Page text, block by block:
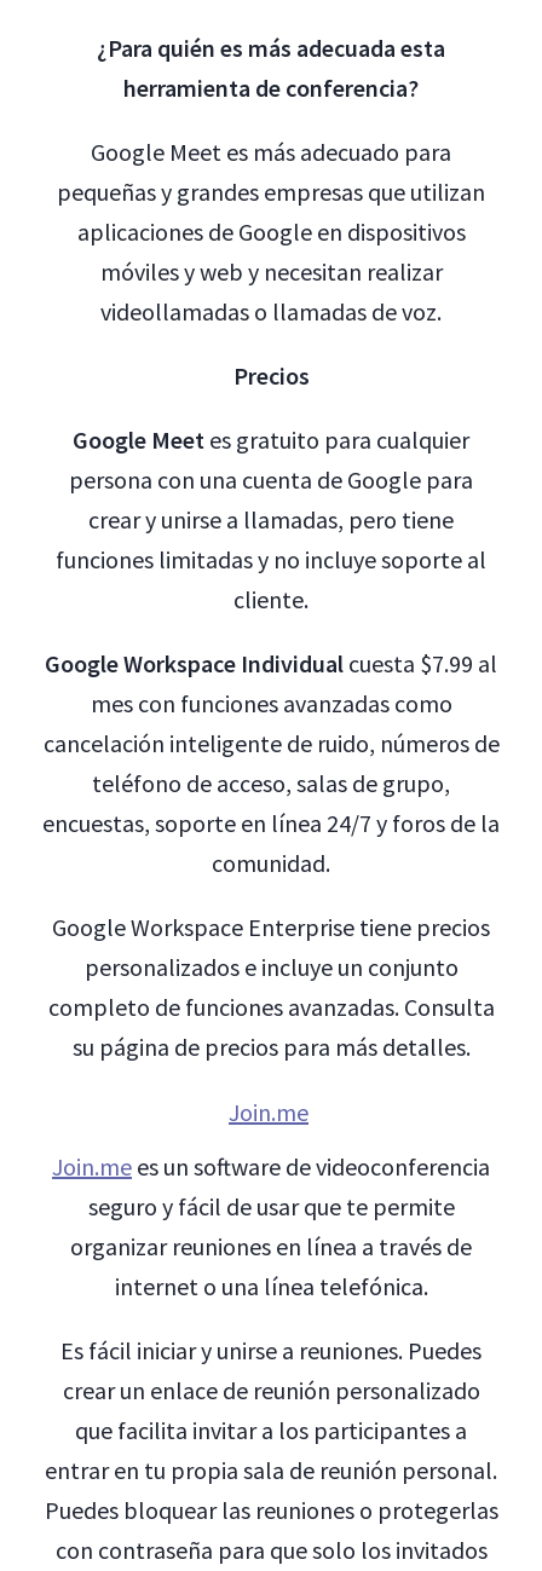
¿Para quién es más adecuada esta
herramienta de conferencia?
Google Meet es más adecuado para
pequeñas y grandes empresas que utilizan
aplicaciones de Google en dispositivos
móviles y web y necesitan realizar
videollamadas o llamadas de voz.
Precios
Google Meet es gratuito para cualquier
persona con una cuenta de Google para
crear y unirse a llamadas, pero tiene
funciones limitadas y no incluye soporte al
cliente.
Google Workspace Individual cuesta $7.99 al
mes con funciones avanzadas como
cancelación inteligente de ruido, números de
teléfono de acceso, salas de grupo,
encuestas, soporte en línea 24/7 y foros de la
comunidad.
Google Workspace Enterprise tiene precios
personalizados e incluye un conjunto
completo de funciones avanzadas. Consulta
su página de precios para más detalles.
Join.me
Join.me es un software de videoconferencia
seguro y fácil de usar que te permite
organizar reuniones en línea a través de
internet o una línea telefónica.
Es fácil iniciar y unirse a reuniones. Puedes
crear un enlace de reunión personalizado
que facilita invitar a los participantes a
entrar en tu propia sala de reunión personal.
Puedes bloquear las reuniones o protegerlas
con contraseña para que solo los invitados